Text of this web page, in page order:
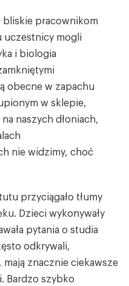
bliskie pracownikom
uczestnicy mogli
i biologia
obecne w zapachu
w sklepie,
naszych dłoniach,
nie widzimy, choć
przyciągało tłumy
Dzieci wykonywały
pytania o studia
odkrywali,
znacznie ciekawsze
Bardzo szybko